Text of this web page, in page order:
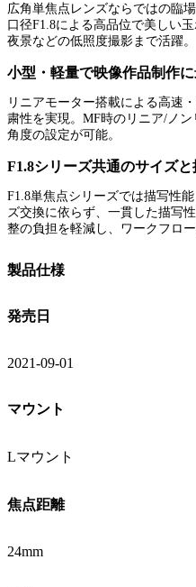
広角単焦点レンズならではの臨
口径F1.8による高品位で美しい
夜景などの低照度撮影まで活躍。
小型・軽量で映像作品制作
リニアモーター搭載による高速
粛性を実現。MF時のリニア/ノ
角度の設定が可能。
F1.8シリーズ共通のサイズと
F1.8単焦点シリーズでは描写性
ズ交換に依らず、一貫した描写
整の負担を軽減し、ワークフロー
製品仕様
発売日
2021-09-01
マウント
Lマウント
焦点距離
24mm